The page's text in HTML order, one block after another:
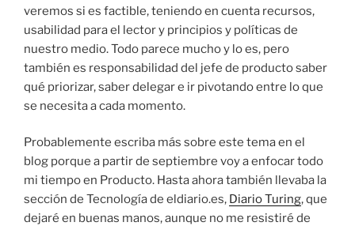
veremos si es factible, teniendo en cuenta recursos,
usabilidad para el lector y principios y políticas de
nuestro medio. Todo parece mucho y lo es, pero
también es responsabilidad del jefe de producto saber
qué priorizar, saber delegar e ir pivotando entre lo que
se necesita a cada momento.
Probablemente escriba más sobre este tema en el
blog porque a partir de septiembre voy a enfocar todo
mi tiempo en Producto. Hasta ahora también llevaba la
sección de Tecnología de eldiario.es, Diario Turing, que
dejaré en buenas manos, aunque no me resistiré de